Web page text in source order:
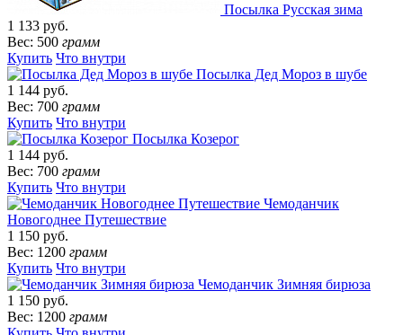
Посылка Русская зима
1 133 руб.
Вес: 500 грамм
Купить Что внутри
Посылка Дед Мороз в шубе
1 144 руб.
Вес: 700 грамм
Купить Что внутри
Посылка Козерог
1 144 руб.
Вес: 700 грамм
Купить Что внутри
Чемоданчик
Новогоднее Путешествие
1 150 руб.
Вес: 1200 грамм
Купить Что внутри
Чемоданчик Зимняя бирюза
1 150 руб.
Вес: 1200 грамм